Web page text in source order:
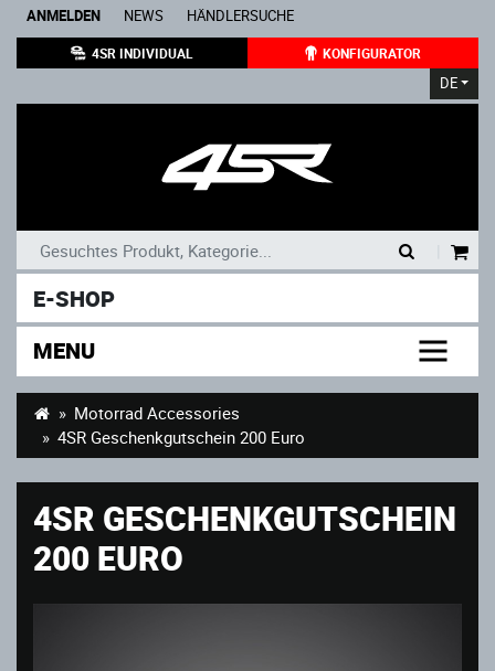
ANMELDEN NEWS HÄNDLERSUCHE
4SR INDIVIDUAL KONFIGURATOR
DE
E-SHOP
MENU
Motorrad Accessories
4SR Geschenkgutschein 200 Euro
4SR GESCHENKGUTSCHEIN
200 EURO